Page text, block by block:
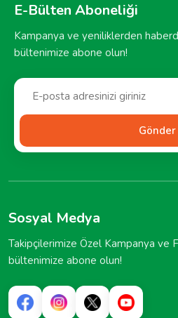
E-Bülten Aboneliği
Kampanya ve yeniliklerden
bültenimize abone olun!
Gönder
Sosyal Medya
Takipçilerimize Özel Kampanya ve
bültenimize abone olun!